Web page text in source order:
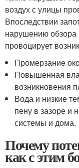
воздух с улицы
Впоследствии
нарушению обзора
провоцирует
Промерзание
Повышенная
возникновения
Вода и низкие
пену в зазоре и
системы и дома.
Почему
как с этим